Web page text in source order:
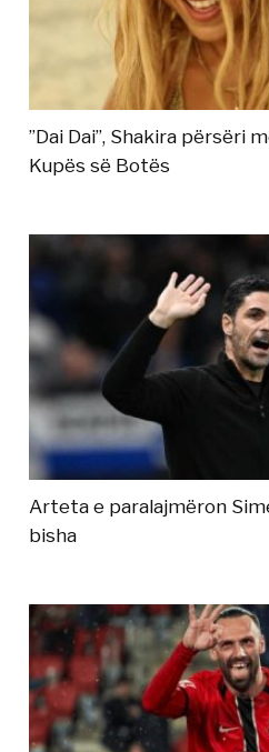
”Dai Dai”, Shakira përsëri
Kupës së Botës
Arteta e paralajmëron
bisha